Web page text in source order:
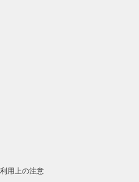
利用上の注意